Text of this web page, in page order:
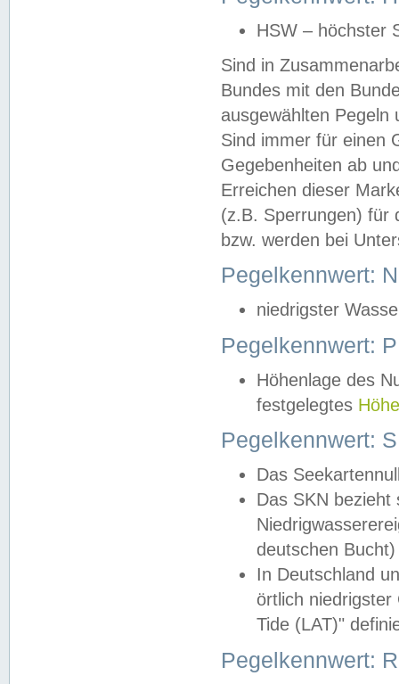
HSW – höchster
Sind in
Bundes mit den
ausgewählten
Sind immer für einen
Gegebenheiten ab
Erreichen dieser
(z.B. Sperrungen) für
bzw. werden bei
Pegelkennwert:
niedrigster
Pegelkennwert:
Höhenlage des
festgelegtes
Pegelkennwert:
Das
Das SKN
deutschen
In Deutschland
örtlich
Tide (LAT)"
Pegelkennwert: